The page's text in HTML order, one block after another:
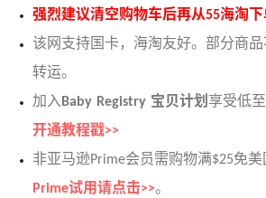
强烈建议清空购物车后再从55海淘
该网支持国卡，海淘友好。部分商
转运。
加入 Baby Registry 宝贝计划 享受低
开通教程戳>>
非亚马逊Prime会员需购物满$25免美
Prime试用请点击>>。